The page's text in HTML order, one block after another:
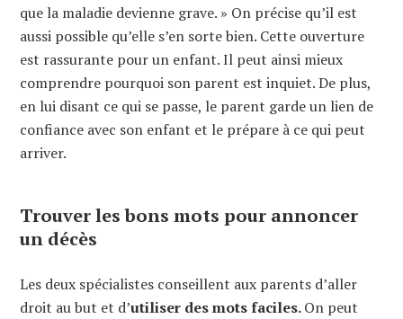
que la maladie devienne grave. » On précise qu’il est
aussi possible qu’elle s’en sorte bien. Cette ouverture
est rassurante pour un enfant. Il peut ainsi mieux
comprendre pourquoi son parent est inquiet. De plus,
en lui disant ce qui se passe, le parent garde un lien de
confiance avec son enfant et le prépare à ce qui peut
arriver.
Trouver les bons mots pour annoncer
un décès
Les deux spécialistes conseillent aux parents d’aller
droit au but et d’utiliser des mots faciles.On peut